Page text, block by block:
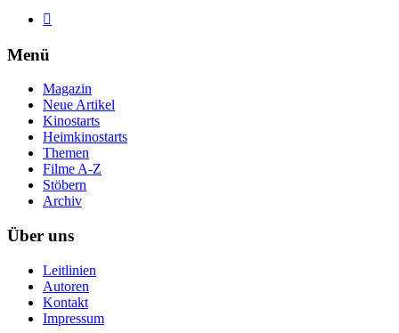

Menü
Magazin
Neue Artikel
Kinostarts
Heimkinostarts
Themen
Filme A-Z
Stöbern
Archiv
Über uns
Leitlinien
Autoren
Kontakt
Impressum